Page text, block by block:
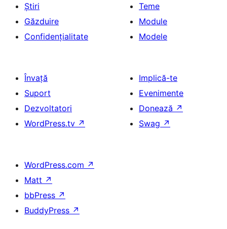
Știri
Găzduire
Confidențialitate
Teme
Module
Modele
Învață
Suport
Dezvoltatori
WordPress.tv ↗
Implică-te
Evenimente
Donează ↗
Swag ↗
WordPress.com ↗
Matt ↗
bbPress ↗
BuddyPress ↗